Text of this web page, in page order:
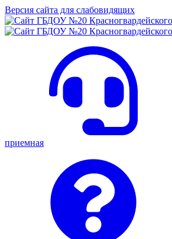
Версия сайта для слабовидящих
приемная